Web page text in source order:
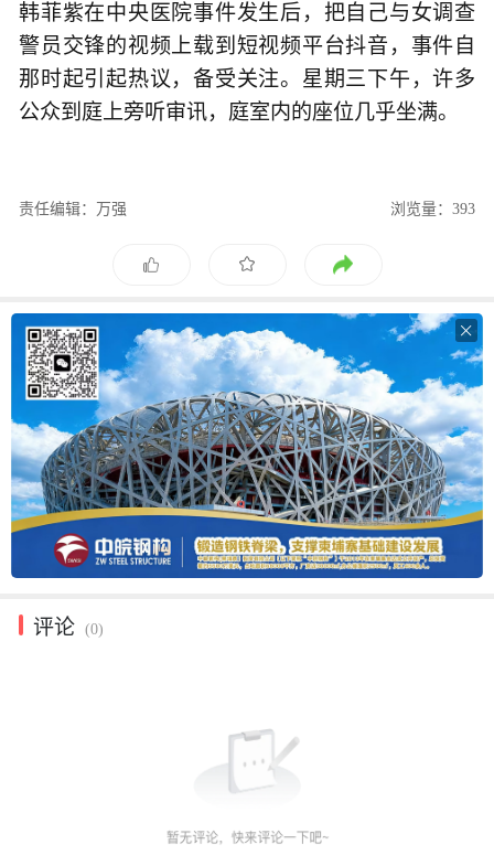
韩菲紫在中央医院事件发生后，把自己与女调查
警员交锋的视频上载到短视频平台抖音，事件自
那时起引起热议，备受关注。星期三下午，许多
公众到庭上旁听审讯，庭室内的座位几乎坐满。
责任编辑：万强 浏览量：393

评论 (0)